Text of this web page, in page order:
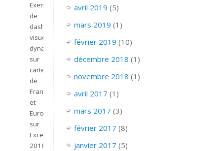
Exemple
de
dashboard
visuel
dynamique
sur
carte
de
France
et
Europe
sur
Excel
2016.
avril 2019 (5)
mars 2019 (1)
février 2019 (10)
décembre 2018 (1)
novembre 2018 (1)
avril 2017 (1)
mars 2017 (3)
février 2017 (8)
janvier 2017 (5)